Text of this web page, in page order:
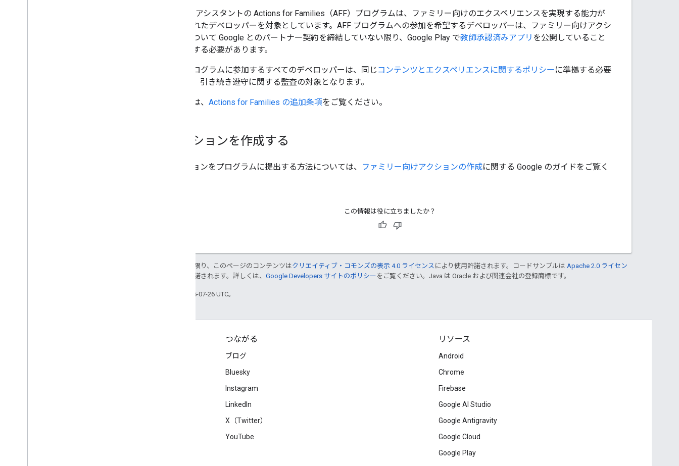
Google アシスタントの Actions for Families（AFF）プログラムは、ファミリー向けのエクスペリエンスを実現する能力が
認められたデベロッパーを対象としています。AFF プログラムへの参加を希望するデベロッパーは、ファミリー向けアクシ
ョンについて Google とのパートナー契約を締結していない限り、Google Play で教師承認済みアプリ を公開していること
を確認する必要があります。
AFF プログラムに参加するすべてのデベロッパーは、同じ コンテンツとエクスペリエンスに関するポリシー に準拠する必要
があり、引き続き遵守に関する監査の対象となります。
詳しくは、 Actions for Families の追加条項をご覧ください。
アクションを作成する
アクションをプログラムに提出する方法については、 ファミリー向けアクションの作成に関する Google のガイドをご覧く
この情報は役に立ちましたか？
特に記載のない限り、このページのコンテンツはクリエイティブ・コモンズの表示 4.0 ライセンス により使用許諾されます。コードサンプルは Apache 2.0 ライセン
により使用許諾されます。詳しくは、 Google Developers サイトのポリシー をご覧ください。Java は Oracle および関連会社の登録商標です。
最終更新日 2025-07-26 UTC。
つながる
ブログ
Bluesky
Instagram
LinkedIn
X（Twitter）
YouTube
リソース
Android
Chrome
Firebase
Google AI Studio
Google Antigravity
Google Cloud
Google Play